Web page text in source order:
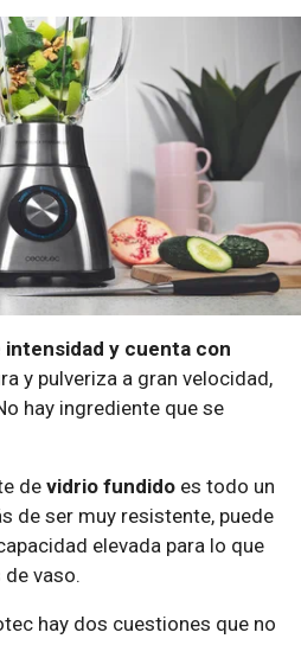
y cuenta con
y pulveriza a gran velocidad,
hay ingrediente que se
de vidrio fundido es todo un
de ser muy resistente, puede
elevada para lo que
vaso.
hay dos cuestiones que no